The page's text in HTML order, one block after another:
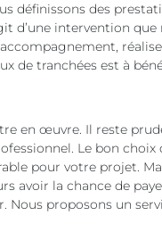
définissons des
d’une intervention que
de tranchées est à
en œuvre. Il reste
Le bon choix
pour votre projet.
avoir la chance de
Nous proposons un